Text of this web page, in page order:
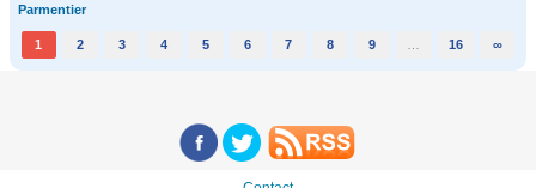
Parmentier
1 2 3 4 5 6 7 8 9 16 ∞